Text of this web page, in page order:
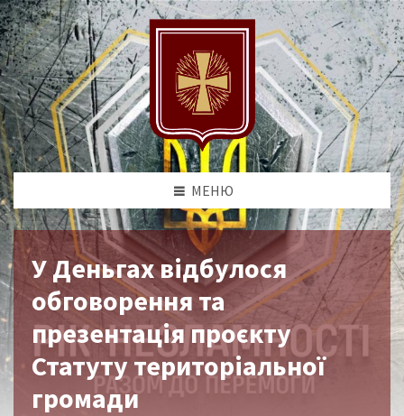
МЕНЮ
У Деньгах відбулося
обговорення та
презентація проєкту
Статуту територіальної
громади